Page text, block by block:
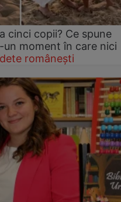
cinci copii? Ce spune
un moment în care nici
românești